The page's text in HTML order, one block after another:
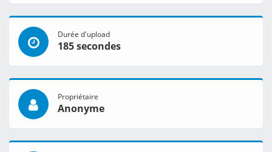
Durée d'upload
185 secondes
Propriétaire
Anonyme